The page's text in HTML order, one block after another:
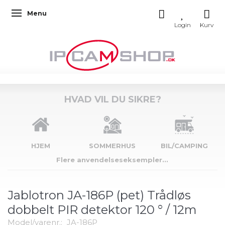
Skifte navigation
Menu
HVAD VIL DU SIKRE?
HJEM SOMMERHUS
BIL/CAMPING
Flere anvendelseseksempler...
Jablotron JA-186P (pet) Trådløs
dobbelt PIR detektor 120 ° / 12m
Model/varenr.: JA-186P